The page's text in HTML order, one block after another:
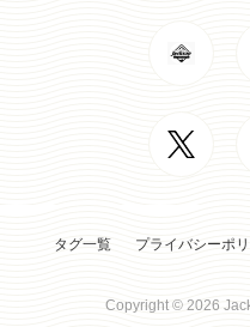
タグ一覧 プライバシーポ
Copyright © 2026